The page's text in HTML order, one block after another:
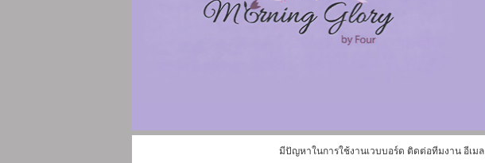
มีปัญหาในการใช้งานเวบบอร์ด ติดต่อทีมงาน อีเมล